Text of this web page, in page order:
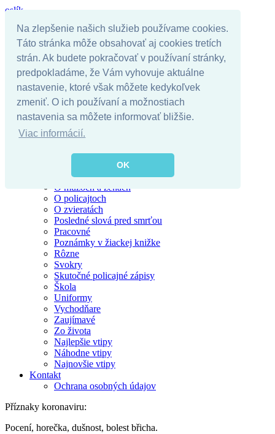
Na zlepšenie našich služieb používame cookies.
Táto stránka môže obsahovať aj cookies tretích
strán. Ak budete pokračovať v používaní stránky,
predpokladáme, že Vám vyhovuje aktuálne
nastavenie, ktoré však môžete kedykoľvek
zmeniť. O ich používaní a možnostiach
nastavenia sa môžete informovať bližšie.
Viac informácií.
OK
oslík
Úvodná stránka
Alkohol
Blondínky
Chuck Norris
Darwinova cena
Kostolné
Hlavolamy
Motoristi
Najzábavnejšie citáty
O rómoch
O mužoch a ženách
O policajtoch
O zvieratách
Posledné slová pred smrťou
Pracovné
Poznámky v žiackej knižke
Rôzne
Svokry
Skutočné policajné zápisy
Škola
Uniformy
Vychodňare
Zaujímavé
Zo života
Najlepšie vtipy
Náhodne vtipy
Najnovšie vtipy
Kontakt
Ochrana osobných údajov
Příznaky koronaviru:
Pocení, horečka, dušnost, bolest břicha.